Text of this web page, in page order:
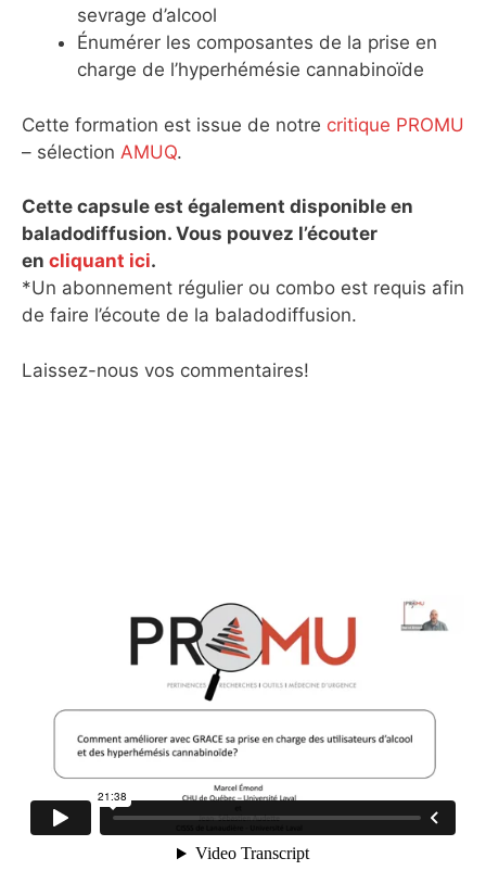
sevrage d’alcool
Énumérer les composantes de la prise en
charge de l’hyperhémésie cannabinoïde
Cette formation est issue de notre critique PROMU
– sélection AMUQ.
Cette capsule est également disponible en
baladodiffusion. Vous pouvez l’écouter
en cliquant ici.
*Un abonnement régulier ou combo est requis afin
de faire l’écoute de la baladodiffusion.
Laissez-nous vos commentaires!